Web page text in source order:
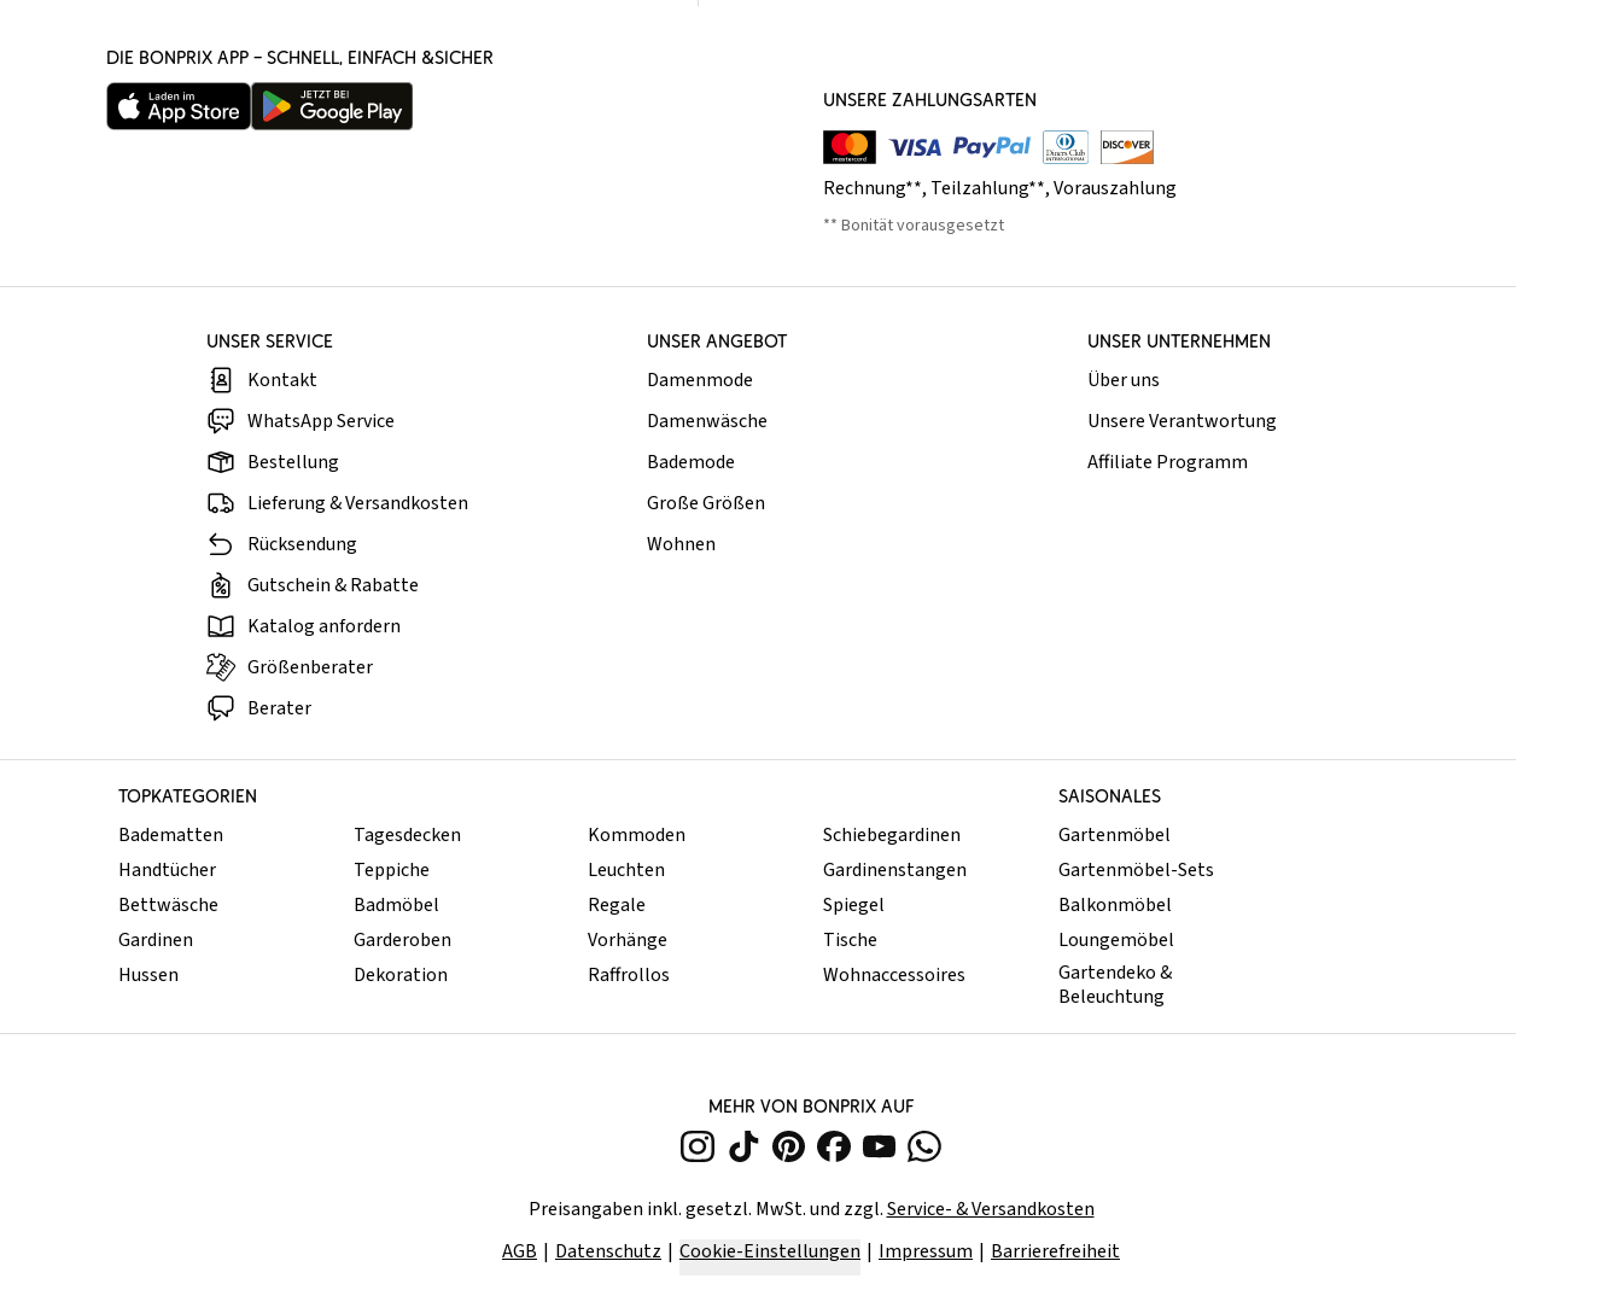
DIE BONPRIX APP – SCHNELL, EINFACH &SICHER
UNSERE ZAHLUNGSARTEN
Rechnung**, Teilzahlung**,Vorauszahlung
** Bonität vorausgesetzt
UNSER SERVICE
Kontakt
WhatsApp Service
Bestellung
Lieferung & Versandkosten
Rücksendung
Gutschein & Rabatte
Katalog anfordern
Größenberater
Berater
UNSER ANGEBOT
Damenmode
Damenwäsche
Bademode
Große Größen
Wohnen
UNSER UNTERNEHMEN
Über uns
Unsere Verantwortung
Affiliate Programm
TOPKATEGORIEN SAISONALES
Badematten
Handtücher
Bettwäsche
Gardinen
Hussen
Tagesdecken
Teppiche
Badmöbel
Garderoben
Dekoration
Kommoden
Leuchten
Regale
Vorhänge
Raffrollos
Schiebegardinen
Gardinenstangen
Spiegel
Tische
Wohnaccessoires
Gartenmöbel
Gartenmöbel-Sets
Balkonmöbel
Loungemöbel
Gartendeko &
Beleuchtung
MEHR VON BONPRIX AUF
Preisangaben inkl. gesetzl. MwSt. und zzgl.Service- & Versandkosten
AGB
Datenschutz Cookie-Einstellungen Impressum Barrierefreiheit